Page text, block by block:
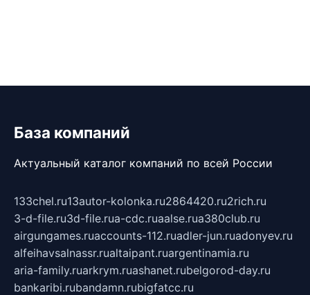
База компаний
Актуальный каталог компаний по всей России
133chel.ru13autor-kolonka.ru2864420.ru2rich.ru
3-d-file.ru3d-file.rua-cdc.ruaalse.rua380club.ru
airgungames.ruaccounts-112.ruadler-jun.ruadonyev.ru
alfeihavsalnassr.rualtaipant.ruargentinamia.ru
aria-family.ruarkrym.ruashanet.rubelgorod-day.ru
bankaribi.rubandamn.rubigfatcc.ru